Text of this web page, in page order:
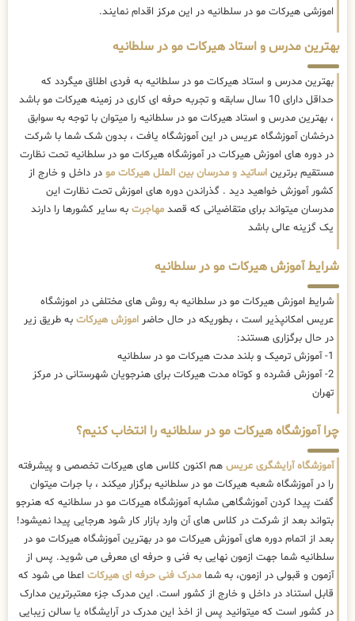
اموزشی هیرکات مو در سلطانیه در این مرکز اقدام نمایند.
بهترین مدرس و استاد هیرکات مو در سلطانیه
بهترین مدرس و استاد هیرکات مو در سلطانیه به فردی اطلاق میگردد که
حداقل دارای 10 سال سابقه و تجربه حرفه ای کاری در زمینه هیرکات مو باشد
، بهترین مدرس و استاد هیرکات مو در سلطانیه را میتوان با توجه به سوابق
درخشان آموزشگاه عریس در این آموزشگاه یافت ، بدون شک شما با شرکت
در دوره های اموزش هیرکات در آموزشگاه هیرکات مو در سلطانیه تحت نظارت
مستقیم برترین اساتید و مدرسان بین الملل هیرکات مو در داخل و خارج از
کشور آموزش خواهید دید . گذراندن دوره های اموزش تحت نظارت این
مدرسان میتواند برای متقاضیانی که قصد مهاجرت به سایر کشورها را دارند
یک گزینه عالی باشد
شرایط آموزش هیرکات مو در سلطانیه
شرایط اموزش هیرکات مو در سلطانیه به روش های مختلفی در اموزشگاه
عریس امکانپذیر است ، بطوریکه در حال حاضر اموزش هیرکات به طریق زیر
در حال برگزاری هستند:
1- آموزش ترمیک و بلند مدت هیرکات مو در سلطانیه
2- آموزش فشرده و کوتاه مدت هیرکات برای هنرجویان شهرستانی در مرکز
تهران
چرا آموزشگاه هیرکات مو در سلطانیه را انتخاب کنیم؟
آموزشگاه آرایشگری عریس هم اکنون کلاس های هیرکات تخصصی و پیشرفته
را در آموزشگاه شعبه هیرکات مو در سلطانیه برگزار میکند ، با جرات میتوان
گفت پیدا کردن آموزشگاهی مشابه آموزشگاه هیرکات مو در سلطانیه که هنرجو
بتواند بعد از شرکت در کلاس های آن وارد بازار کار شود هرجایی پیدا نمیشود!
بعد از اتمام دوره های آموزش هیرکات مو در بهترین آموزشگاه هیرکات مو در
سلطانیه شما جهت ازمون نهایی به فنی و حرفه ای معرفی می شوید. پس از
آزمون و قبولی در ازمون، به شما مدرک فنی حرفه ای هیرکات اعطا می شود که
قابل استناد در داخل و خارج از کشور است. این مدرک جزء معتبرترین مدارک
در کشور است که میتوانید پس از اخذ این مدرک در آرایشگاه یا سالن زیبایی